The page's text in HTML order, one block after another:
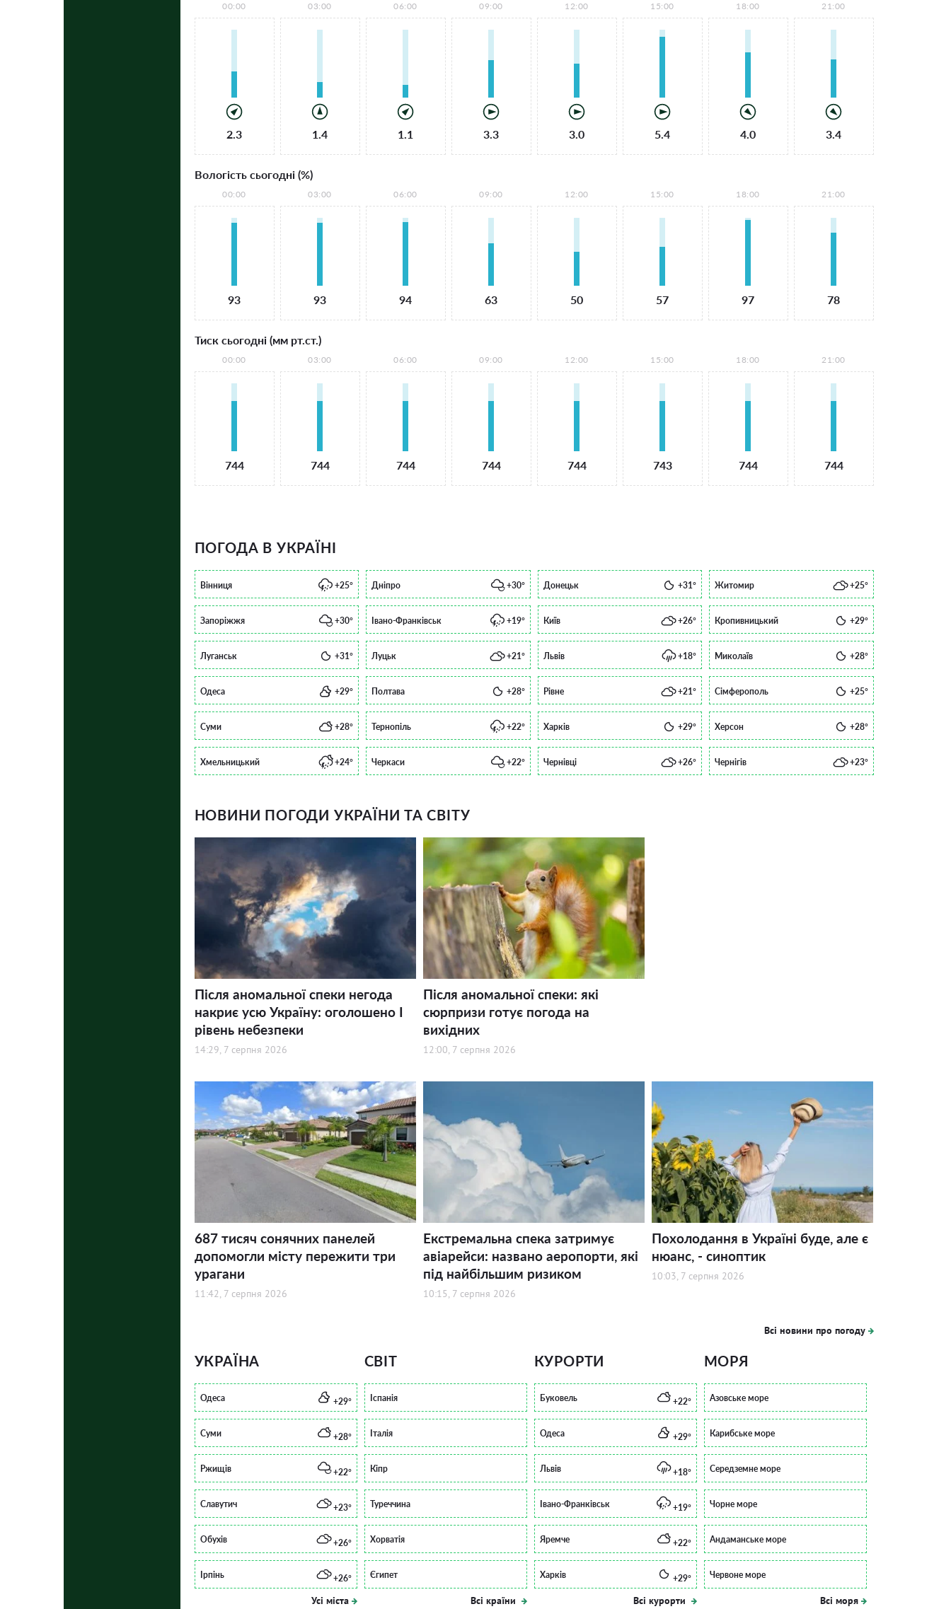
00:00
2.3
03:00
1.4
06:00
1.1
09:00
3.3
12:00
3.0
15:00
5.4
18:00
4.0
21:00
3.4
Вологість сьогодні (%)
00:00
93
03:00
93
06:00
94
09:00
63
12:00
50
15:00
57
18:00
97
21:00
78
Тиск сьогодні (мм рт.ст.)
00:00
744
03:00
744
06:00
744
09:00
744
12:00
744
15:00
743
18:00
744
21:00
744
ПОГОДА В УКРАЇНІ
Вінниця +25° Дніпро +30° Донецьк +31° Житомир +25°
Запоріжжя +30° Івано-Франківськ +19° Київ +26° Кропивницький +29°
Луганськ +31° Луцьк +21° Львів +18° Миколаїв +28°
Одеса +29° Полтава +28° Рівне +21° Сімферополь +25°
Суми +28° Тернопіль +22° Харків +29° Херсон +28°
Хмельницький +24° Черкаси +22° Чернівці +26° Чернігів +23°
НОВИНИ ПОГОДИ УКРАЇНИ ТА СВІТУ
Після аномальної спеки негода
накриє усю Україну: оголошено І
рівень небезпеки
14:29, 7 серпня 2026
Після аномальної спеки: які
сюрпризи готує погода на
вихідних
12:00, 7 серпня 2026
687 тисяч сонячних панелей
допомогли місту пережити три
урагани
11:42, 7 серпня 2026
Екстремальна спека затримує
авіарейси: названо аеропорти, які
під найбільшим ризиком
10:15, 7 серпня 2026
Похолодання в Україні буде, але є
нюанс, - синоптик
10:03, 7 серпня 2026
Всі новини про погоду
УКРАЇНА
Одеса +29°
Суми +28°
Ржищів +22°
Славутич +23°
Обухів +26°
Ірпінь +26°
Усі міста
СВІТ
Іспанія
Італія
Кіпр
Туреччина
Хорватія
Єгипет
Всі країни
КУРОРТИ
Буковель +22°
Одеса +29°
Львів +18°
Івано-Франківськ +19°
Яремче +22°
Харків +29°
Всі курорти
МОРЯ
Азовське море
Карибське море
Середземне море
Чорне море
Андаманське море
Червоне море
Всі моря